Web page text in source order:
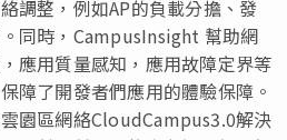
調整，例如AP的負載分擔、發
同時，CampusInsight 幫助網
應用質量感知，應用故障定界等
障了開發者們應用的體驗保障。
園區網絡CloudCampus3.0解決